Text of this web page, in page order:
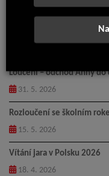
14. 7. 2026
Pingpongový turnaj 2026
Loučení – odchod Anny do
31. 5. 2026
Rozloučení se školním
15. 5. 2026
Vítání jara v Polsku 2026
18. 4. 2026